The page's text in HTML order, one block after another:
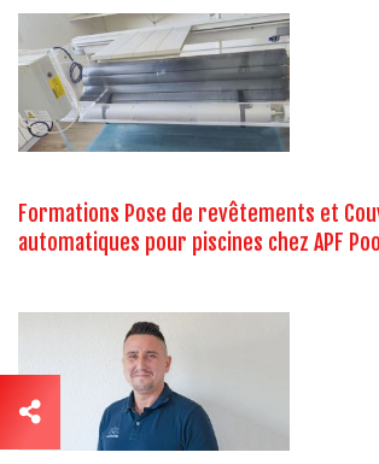
Formations Pose de revêtements et
automatiques pour piscines chez APF